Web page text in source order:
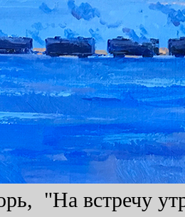
"На встречу